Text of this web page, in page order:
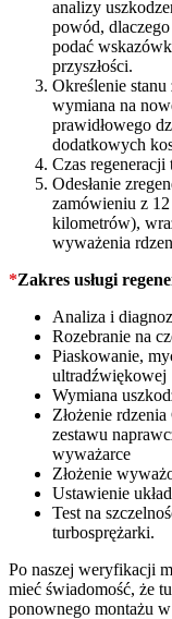
analizy
powód,
podać
przyszłości.
Określenie
wymiana na
prawidłowego
dodatkowych
Czas regeneracji
Odesłanie
zamówieniu z
kilometrów),
wyważenia
*Zakres usługi
Analiza i
Rozebranie na
Piaskowanie,
ultradźwiękowej
Wymiana
Złożenie
zestawu
wyważarce
Złożenie
Ustawienie
Test na
turbosprężarki.
Po naszej weryfikacji
mieć świadomość, że
ponownego montażu